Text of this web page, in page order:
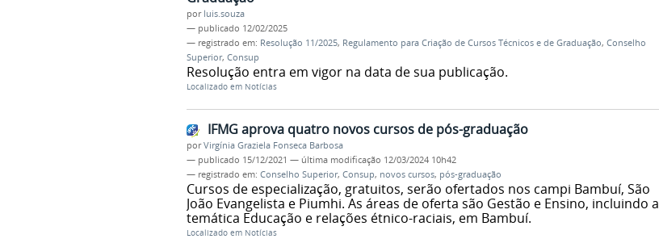
por luis.souza
— publicado 12/02/2025
— registrado em: Resolução 11/2025, Regulamento para Criação de Cursos Técnicos e de Graduação, Conselho
Superior, Consup
Resolução entra em vigor na data de sua publicação.
Localizado em Notícias
IFMG aprova quatro novos cursos de pós-graduação
porVirgínia Graziela Fonseca Barbosa
— publicado 15/12/2021 — última modificação 12/03/2024 10h42
— registrado em: Conselho Superior, Consup, novos cursos, pós-graduação
Cursos de especialização, gratuitos, serão ofertados nos campi Bambuí, São
João Evangelista e Piumhi. As áreas de oferta são Gestão e Ensino, incluindo a
temática Educação e relações étnico-raciais, em Bambuí.
Localizado em Notícias